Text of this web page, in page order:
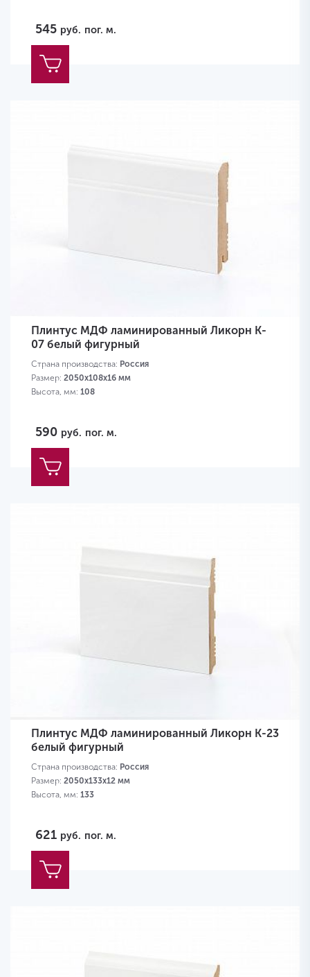
545 руб. пог. м.
Плинтус МДФ ламинированный Ликорн K-
07 белый фигурный
Страна производства: Россия
Размер: 2050х108х16 мм
Высота, мм: 108
590 руб. пог. м.
Плинтус МДФ ламинированный Ликорн K-23
белый фигурный
Страна производства: Россия
Размер: 2050х133х12 мм
Высота, мм: 133
621 руб. пог. м.